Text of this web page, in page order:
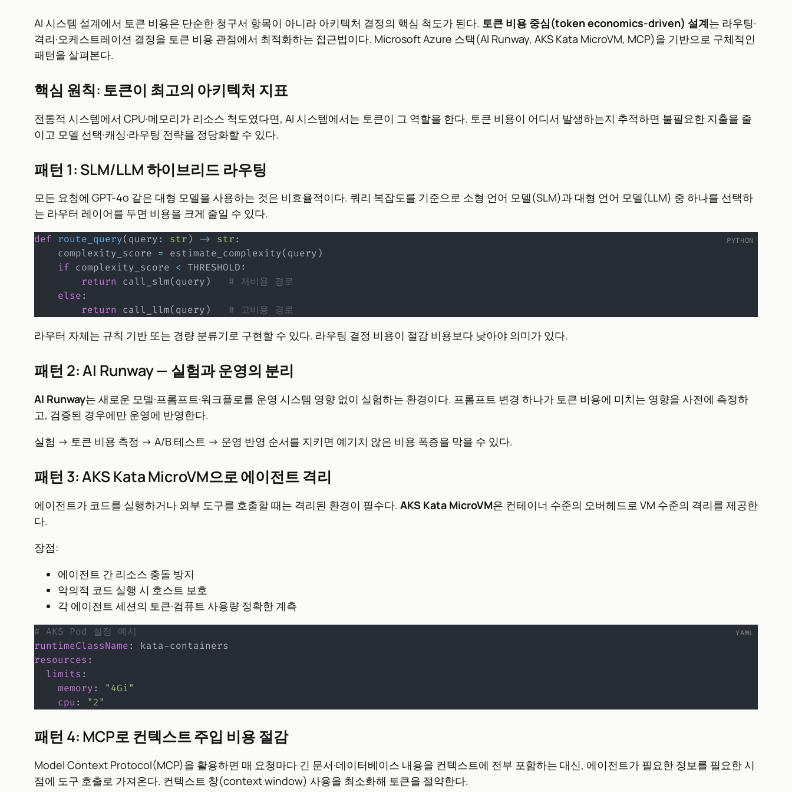
AI 시스템 설계에서 토큰 비용은 단순한 청구서 항목이 아니라 아키텍처 결정의 핵심 척도가 된다. 토큰 비용 중심(token economics-driven) 설계는 라우팅·
격리·오케스트레이션 결정을 토큰 비용 관점에서 최적화하는 접근법이다. Microsoft Azure 스택(AI Runway, AKS Kata MicroVM, MCP)을 기반으로 구체적인
패턴을 살펴본다.
핵심 원칙: 토큰이 최고의 아키텍처 지표
전통적 시스템에서 CPU·메모리가 리소스 척도였다면, AI 시스템에서는 토큰이 그 역할을 한다. 토큰 비용이 어디서 발생하는지 추적하면 불필요한 지출을 줄
이고 모델 선택·캐싱·라우팅 전략을 정당화할 수 있다.
패턴 1: SLM/LLM 하이브리드 라우팅
모든 요청에 GPT-4o 같은 대형 모델을 사용하는 것은 비효율적이다. 쿼리 복잡도를 기준으로 소형 언어 모델(SLM)과 대형 언어 모델(LLM) 중 하나를 선택하
는 라우터 레이어를 두면 비용을 크게 줄일 수 있다.
def route_query(query: str) -> str:
    complexity_score
= estimate_complexity(query)
if complexity_score < THRESHOLD:
return call_slm(query)
# 저비용 경로
else:
return call_llm(query) # 고비용 경로
라우터 자체는 규칙 기반 또는 경량 분류기로 구현할 수 있다. 라우팅 결정 비용이 절감 비용보다 낮아야 의미가 있다.
패턴 2: AI Runway — 실험과 운영의 분리
AI Runway는 새로운 모델·프롬프트·워크플로를 운영 시스템 영향 없이 실험하는 환경이다. 프롬프트 변경 하나가 토큰 비용에 미치는 영향을 사전에 측정하
고, 검증된 경우에만 운영에 반영한다.
실험 → 토큰 비용 측정 → A/B 테스트 → 운영 반영 순서를 지키면 예기치 않은 비용 폭증을 막을 수 있다.
패턴 3: AKS Kata MicroVM으로 에이전트 격리
에이전트가 코드를 실행하거나 외부 도구를 호출할 때는 격리된 환경이 필수다. AKS Kata MicroVM은 컨테이너 수준의 오버헤드로 VM 수준의 격리를 제공한
다.
장점:
에이전트 간 리소스 충돌 방지
악의적 코드 실행 시 호스트 보호
각 에이전트 세션의 토큰·컴퓨트 사용량 정확한 계측
# AKS Pod 설정 예시
runtimeClassName: kata-
resources :
limits :
memory:
"4Gi"
cpu : "2"
패턴 4: MCP로 컨텍스트 주입 비용 절감
Model Context Protocol(MCP)을 활용하면 매 요청마다 긴 문서·데이터베이스 내용을 컨텍스트에 전부 포함하는 대신, 에이전트가 필요한 정보를 필요한 시
점에 도구 호출로 가져온다. 컨텍스트 창(context window) 사용을 최소화해 토큰을 절약한다.